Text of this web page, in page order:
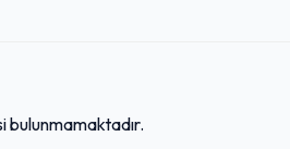
bir buluşma noktasıdır.
bulunmamaktadır.